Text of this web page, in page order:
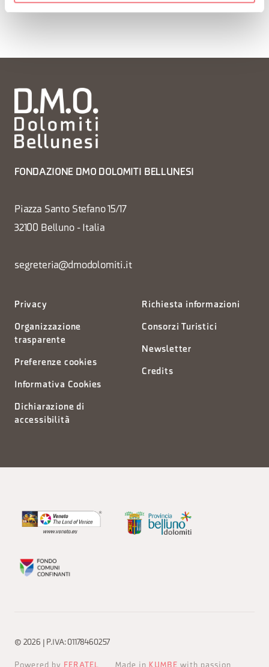
FONDAZIONE DMO DOLOMITI BELLUNESI
Piazza Santo Stefano 15/17
32100 Belluno - Italia
segreteria@dmodolomiti.it
Privacy
Organizzazione
trasparente
Preferenze cookies
Informativa Cookies
Dichiarazione di
accessibilità
Richiesta informazioni
Consorzi Turistici
Newsletter
Credits
© 2026 | P.IVA: 01178460257